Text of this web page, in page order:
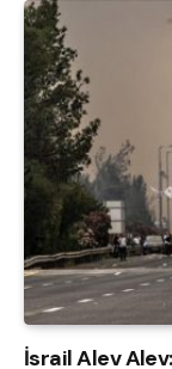
İsrail Alev